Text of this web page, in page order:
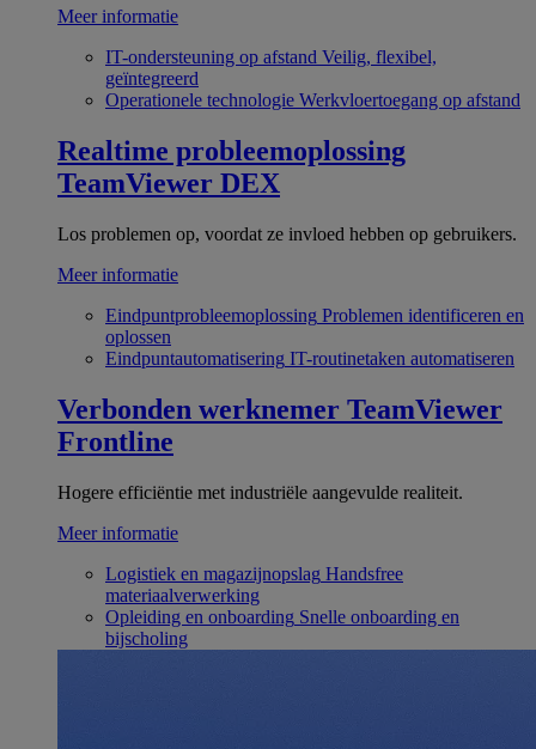
Meer informatie
IT-ondersteuning op afstand Veilig, flexibel,
geïntegreerd
Operationele technologie Werkvloertoegang op afstand
Realtime probleemoplossing
TeamViewer DEX
Los problemen op, voordat ze invloed hebben op gebruikers.
Meer informatie
Eindpuntprobleemoplossing Problemen identificeren en
oplossen
Eindpuntautomatisering IT-routinetaken automatiseren
Verbonden werknemer TeamViewer
Frontline
Hogere efficiëntie met industriële aangevulde realiteit.
Meer informatie
Logistiek en magazijnopslag Handsfree
materiaalverwerking
Opleiding en onboarding Snelle onboarding en
bijscholing